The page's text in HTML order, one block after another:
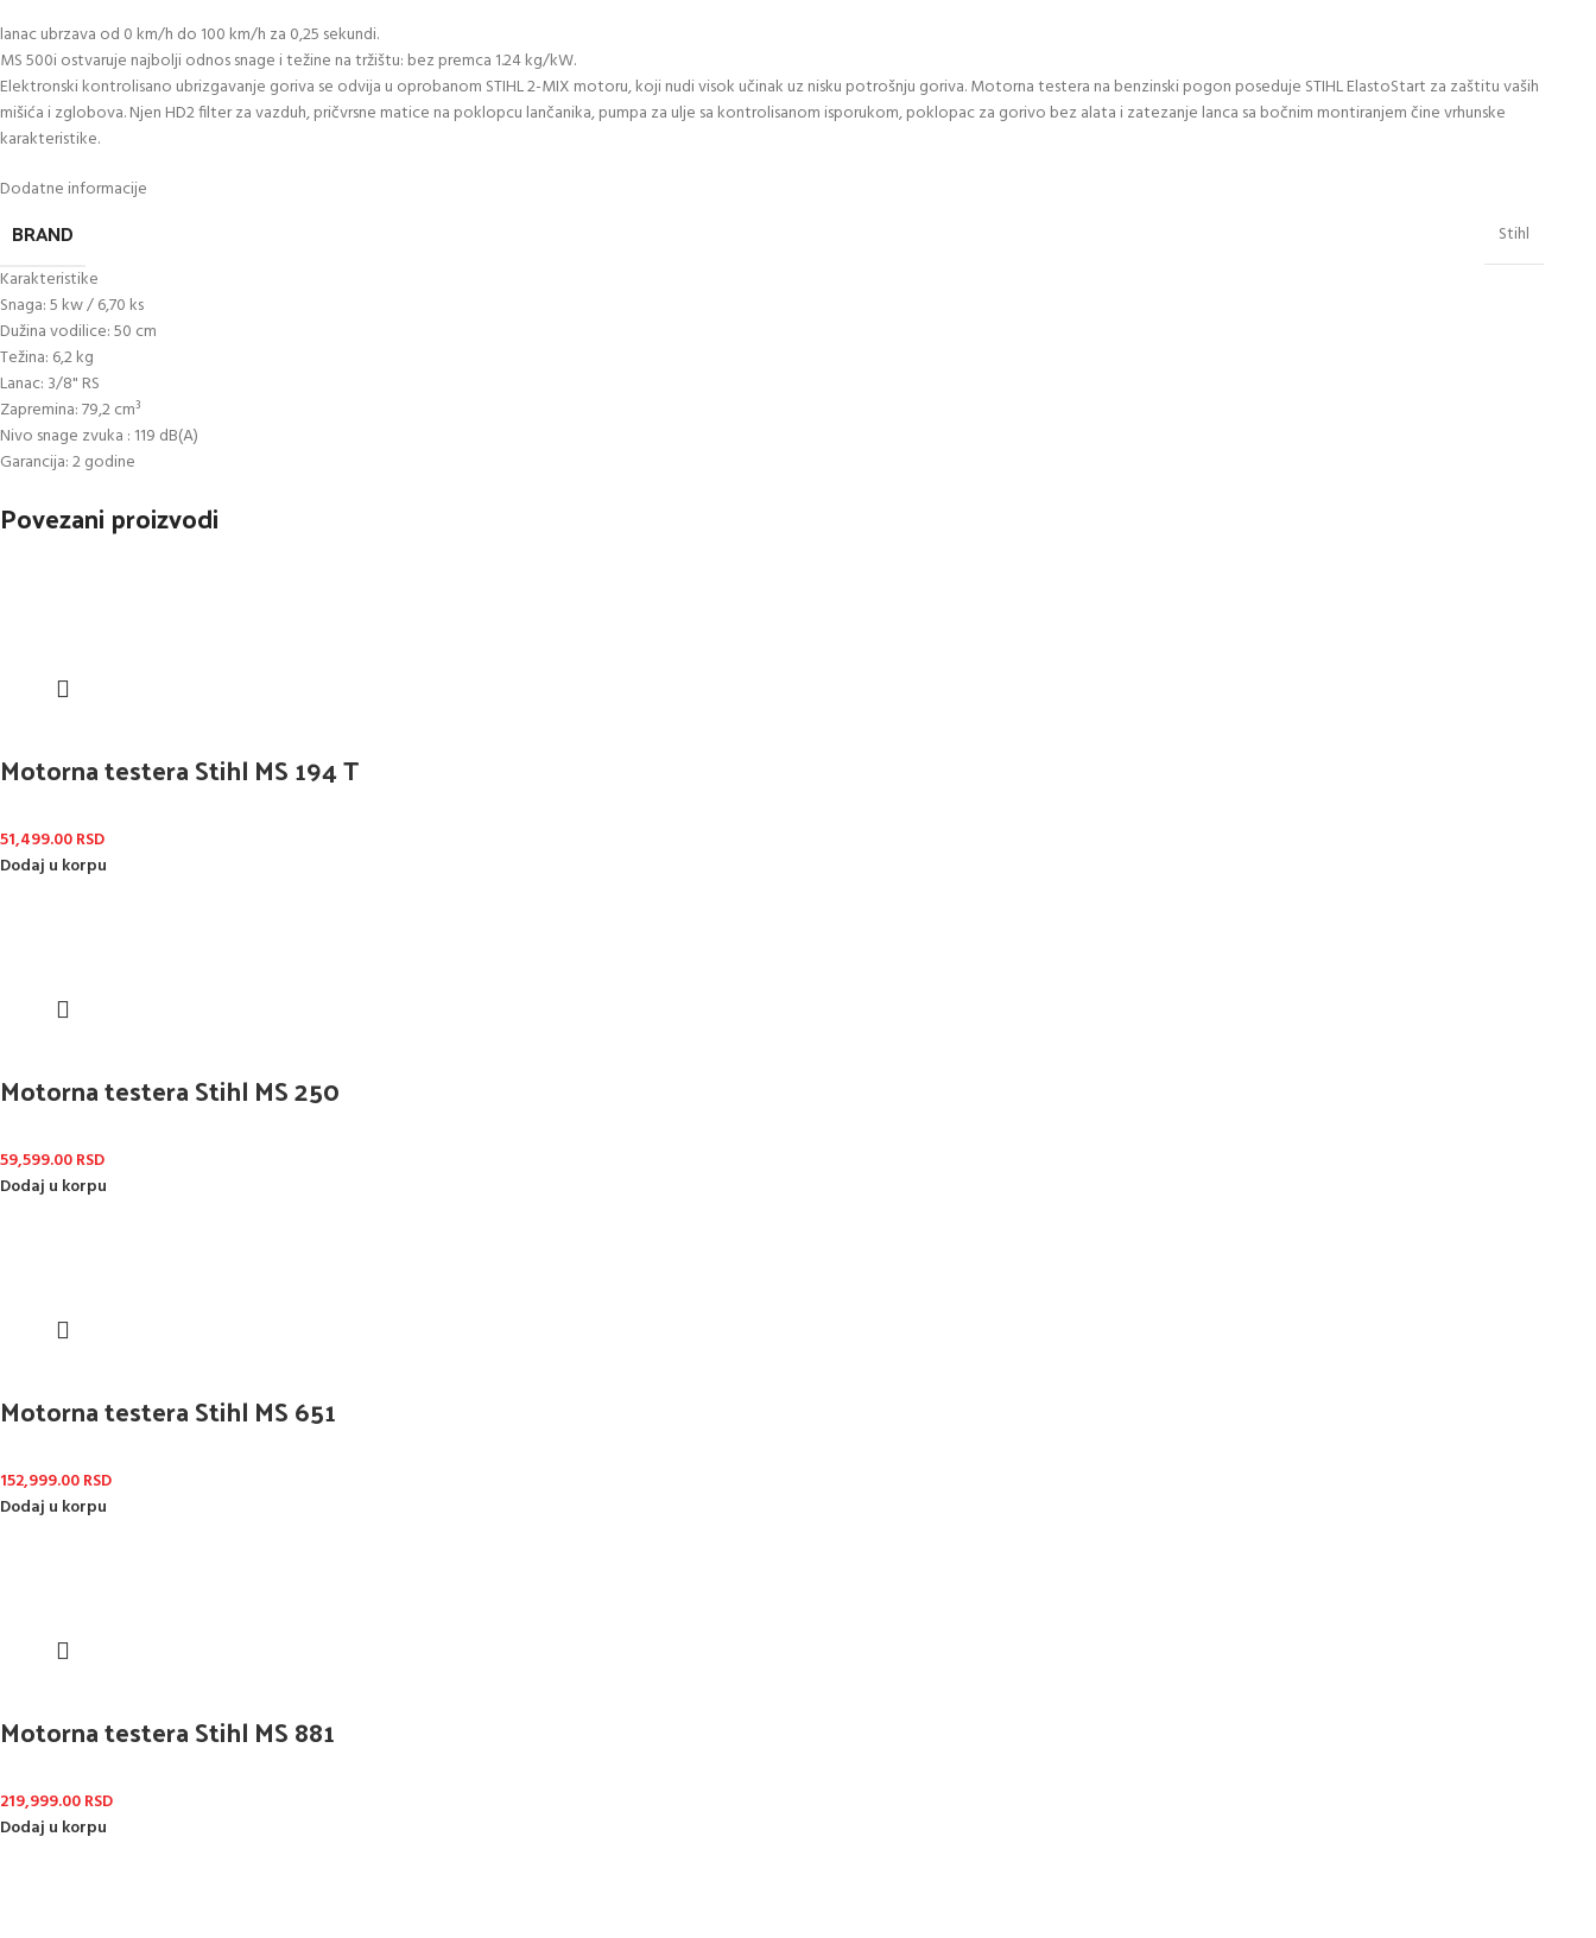
lanac ubrzava od 0 km/h do 100 km/h za 0,25 sekundi.
MS 500i ostvaruje najbolji odnos snage i težine na tržištu: bez premca 1.24 kg/kW.
Elektronski kontrolisano ubrizgavanje goriva se odvija u oprobanom STIHL 2-MIX motoru, koji nudi visok učinak uz nisku potrošnju goriva. Motorna testera na benzinski pogon poseduje STIHL ElastoStart za zaštitu vaših
mišića i zglobova. Njen HD2 filter za vazduh, pričvrsne matice na poklopcu lančanika, pumpa za ulje sa kontrolisanom isporukom, poklopac za gorivo bez alata i zatezanje lanca sa bočnim montiranjem čine vrhunske
karakteristike.
Dodatne informacije
BRAND
Stihl
Karakteristike
Snaga: 5 kw / 6,70 ks
Dužina vodilice: 50 cm
Težina: 6,2 kg
Lanac: 3/8" RS
Zapremina: 79,2 cm³
Nivo snage zvuka : 119 dB(A)
Garancija: 2 godine
Povezani proizvodi
Motorna testera Stihl MS 194 T
51,499.00RSD
Dodaj u korpu
Motorna testera Stihl MS 250
59,599.00RSD
Dodaj u korpu
Motorna testera Stihl MS 651
152,999.00RSD
Dodaj u korpu
Motorna testera Stihl MS 881
219,999.00RSD
Dodaj u korpu